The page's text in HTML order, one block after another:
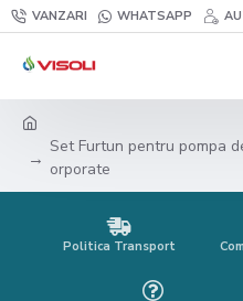
VANZARI WHATSAPP
Set Furtun pentru pompa
orporate
Politica Transport